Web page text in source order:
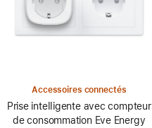
Accessoires connectés
Prise intelligente avec compteur
de consommation Eve Energy